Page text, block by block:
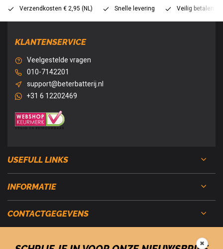
Verzendkosten € 2,95 (NL) Snelle levering Veilig betalen
KLANTENSERVICE
Veelgestelde vragen
010-7142201
support@beterbatterij.nl
+31 6 12202469
USEFULL LINKS
INFORMATIE
CONTACTGEGEVENS
✖